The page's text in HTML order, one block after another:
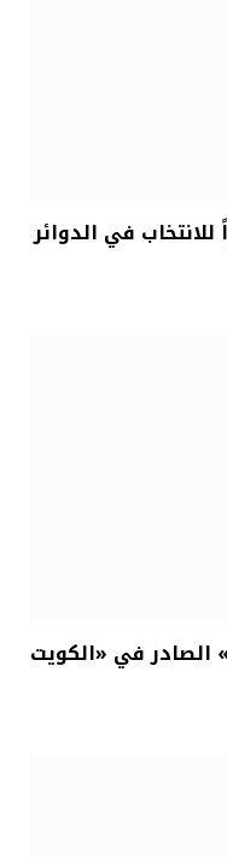
أسماء 123 مقراً للانتخاب في الدوائر
الصادر في «الكويت